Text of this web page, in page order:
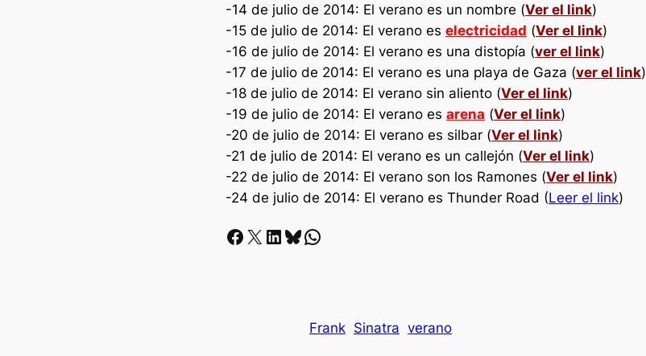
-14 de julio de 2014: El verano es un nombre (Ver el link)
-15 de julio de 2014: El verano es electricidad (Ver el link)
-16 de julio de 2014: El verano es una distopía (ver el link)
-17 de julio de 2014: El verano es una playa de Gaza (ver el link)
-18 de julio de 2014: El verano sin aliento (Ver el link)
-19 de julio de 2014: El verano es arena (Ver el link)
-20 de julio de 2014: El verano es silbar (Ver el link)
-21 de julio de 2014: El verano es un callejón (Ver el link)
-22 de julio de 2014: El verano son los Ramones (Ver el link)
-24 de julio de 2014: El verano es Thunder Road (Leer el link)
Facebook X LinkedIn Bluesky Whatsapp
Frank Sinatra verano